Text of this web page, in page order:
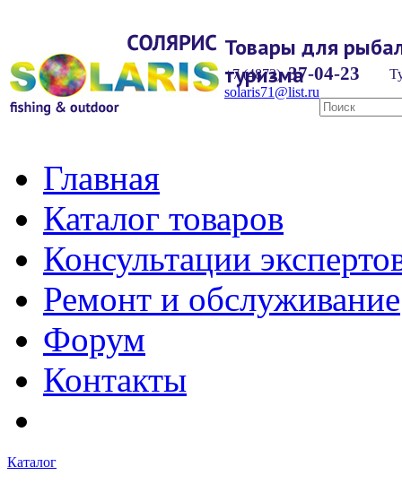
Товары для
туризма
+7 (4872) 37-04-23
solaris71@list.ru
Главная
Каталог товаров
Консультации
Ремонт и обслуживание
Форум
Контакты
Каталог